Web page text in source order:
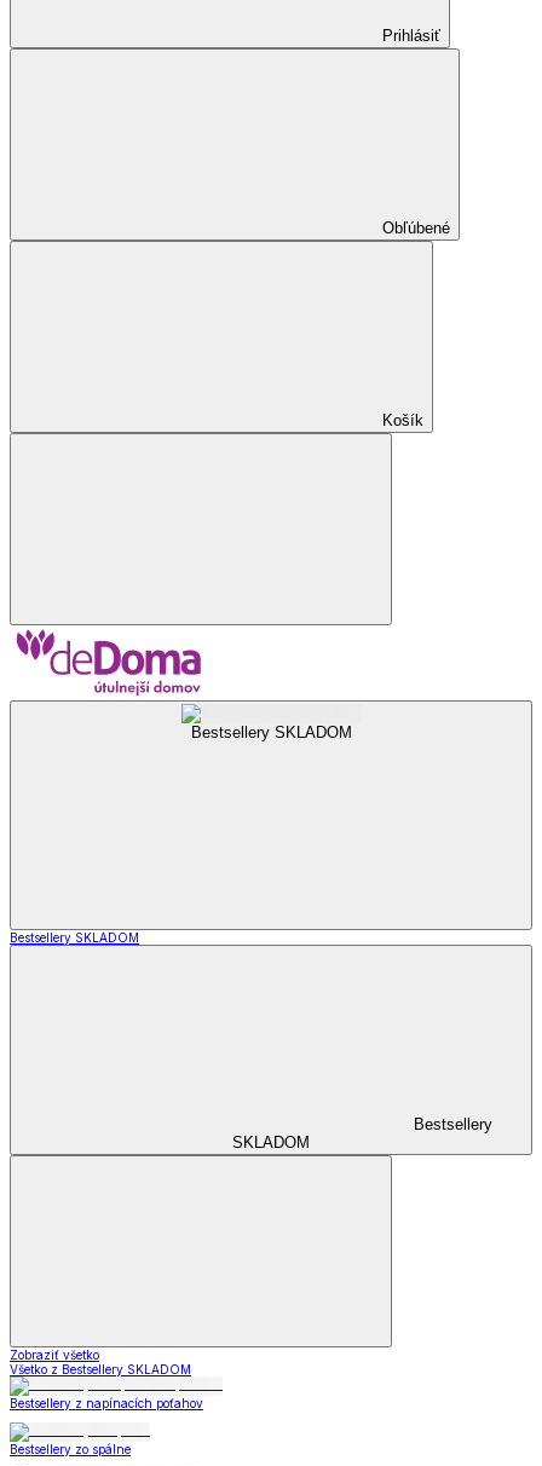
Prihlásiť
Obľúbené
Košík
Bestsellery SKLADOM
Bestsellery SKLADOM
Bestsellery
SKLADOM
Zobraziť všetko
Všetko z Bestsellery SKLADOM
Bestsellery z napínacích poťahov
Bestsellery zo spálne